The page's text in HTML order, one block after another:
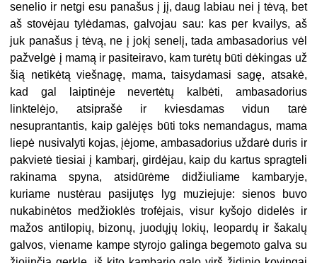
senelio ir netgi esu panašus į jį, daug labiau nei į tėvą, bet
aš stovėjau tylėdamas, galvojau sau: kas per kvailys, aš
juk panašus į tėvą, ne į jokį senelį, tada ambasadorius vėl
pažvelgė į mamą ir pasiteiravo, kam turėtų būti dėkingas už
šią netikėtą viešnagę, mama, taisydamasi sagę, atsakė,
kad gal laiptinėje nevertėtų kalbėti, ambasadorius
linktelėjo, atsiprašė ir kviesdamas vidun tarė
nesuprantantis, kaip galėjęs būti toks nemandagus, mama
liepė nusivalyti kojas, įėjome, ambasadorius uždarė duris ir
pakvietė tiesiai į kambarį, girdėjau, kaip du kartus spragteli
rakinama spyna, atsidūrėme didžiuliame kambaryje,
kuriame nustėrau pasijutęs lyg muziejuje: sienos buvo
nukabinėtos medžioklės trofėjais, visur kyšojo didelės ir
mažos antilopių, bizonų, juodųjų lokių, leopardų ir šakalų
galvos, viename kampe styrojo galinga begemoto galva su